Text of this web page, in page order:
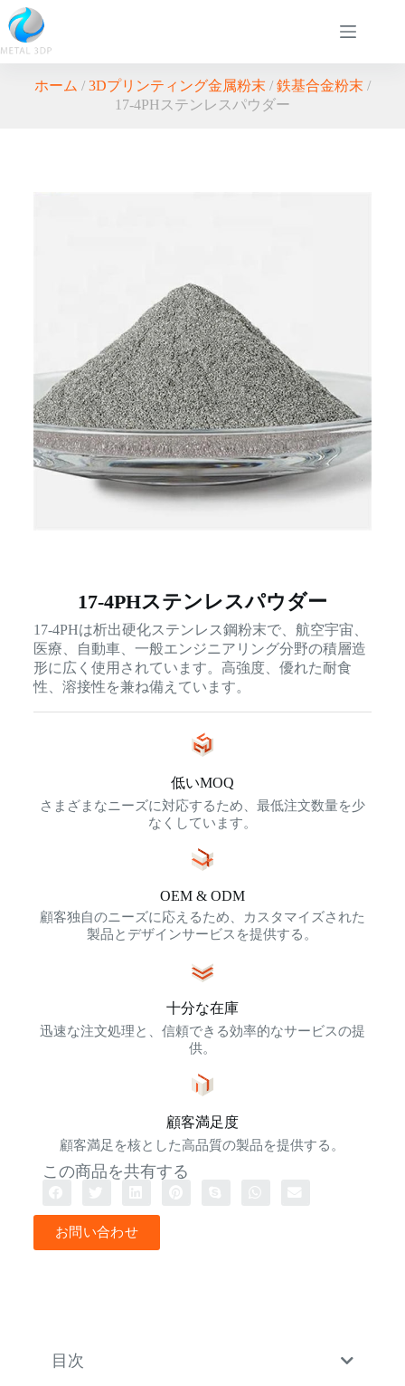
ホーム / 3Dプリンティング金属粉末 / 鉄基合金粉末 /
17-4PHステンレスパウダー
17-4PHステンレスパウダー
17-4PHは析出硬化ステンレス鋼粉末で、航空宇宙、
医療、自動車、一般エンジニアリング分野の積層造
形に広く使用されています。高強度、優れた耐食
性、溶接性を兼ね備えています。
低いMOQ
さまざまなニーズに対応するため、最低注文数量を少
なくしています。
OEM & ODM
顧客独自のニーズに応えるため、カスタマイズされた
製品とデザインサービスを提供する。
十分な在庫
迅速な注文処理と、信頼できる効率的なサービスの提
供。
顧客満足度
顧客満足を核とした高品質の製品を提供する。
この商品を共有する
お問い合わせ
目次